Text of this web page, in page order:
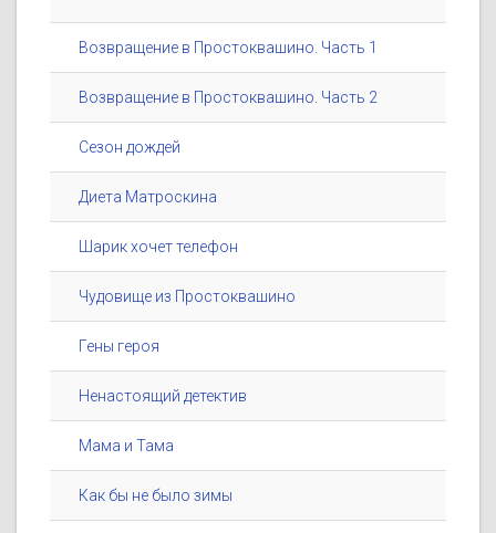
Возвращение в Простоквашино. Часть 1
Возвращение в Простоквашино. Часть 2
Сезон дождей
Диета Матроскина
Шарик хочет телефон
Чудовище из Простоквашино
Гены героя
Ненастоящий детектив
Мама и Тама
Как бы не было зимы